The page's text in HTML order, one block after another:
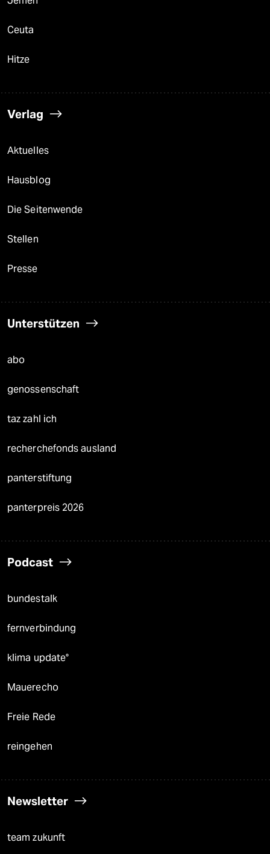
Ceuta
Hitze
Verlag
Aktuelles
Hausblog
Die Seitenwende
Stellen
Presse
Unterstützen
abo
genossenschaft
taz zahl ich
recherchefonds ausland
panterstiftung
panterpreis 2026
Podcast
bundestalk
fernverbindung
klima update°
Mauerecho
Freie Rede
reingehen
Newsletter
team zukunft